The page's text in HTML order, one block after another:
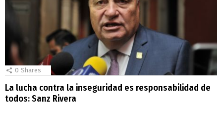
0 Shares
La lucha contra la inseguridad es responsabilidad de
todos: Sanz Rivera